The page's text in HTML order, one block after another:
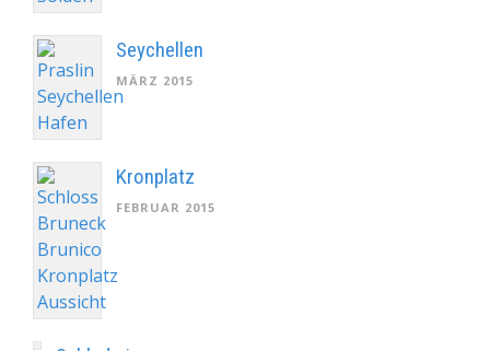
Seychellen
MÄRZ 2015
Kronplatz
FEBRUAR 2015